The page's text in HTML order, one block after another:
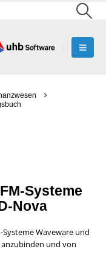
Systeme
Nova
Waveware und
anzubinden und von